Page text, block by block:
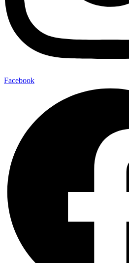
Facebook